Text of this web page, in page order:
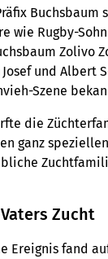
Buchsbaum
wie Rugby-
Zolivo
und Albert
Szene
die
ganz
Zucht
Ereignis fand